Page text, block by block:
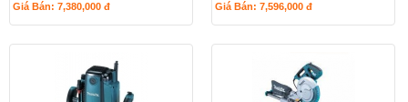
Giá Bán: 7,380,000 đ Giá Bán: 7,596,000 đ